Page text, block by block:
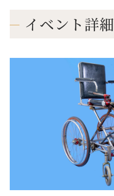
イベント詳細